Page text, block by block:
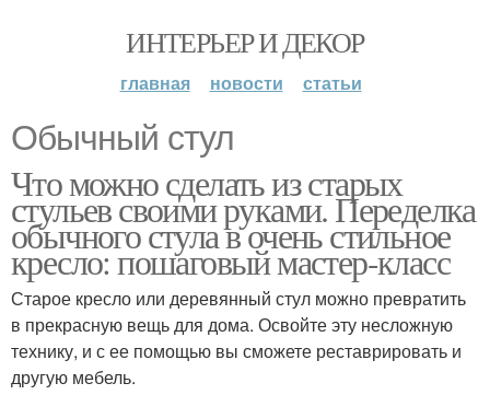
ИНТЕРЬЕР И ДЕКОР
главная новости статьи
Обычный стул
Что можно сделать из старых
стульев своими руками. Переделка
обычного стула в очень стильное
кресло: пошаговый мастер-класс
Старое кресло или деревянный стул можно превратить
в прекрасную вещь для дома. Освойте эту несложную
технику, и с ее помощью вы сможете реставрировать и
другую мебель.